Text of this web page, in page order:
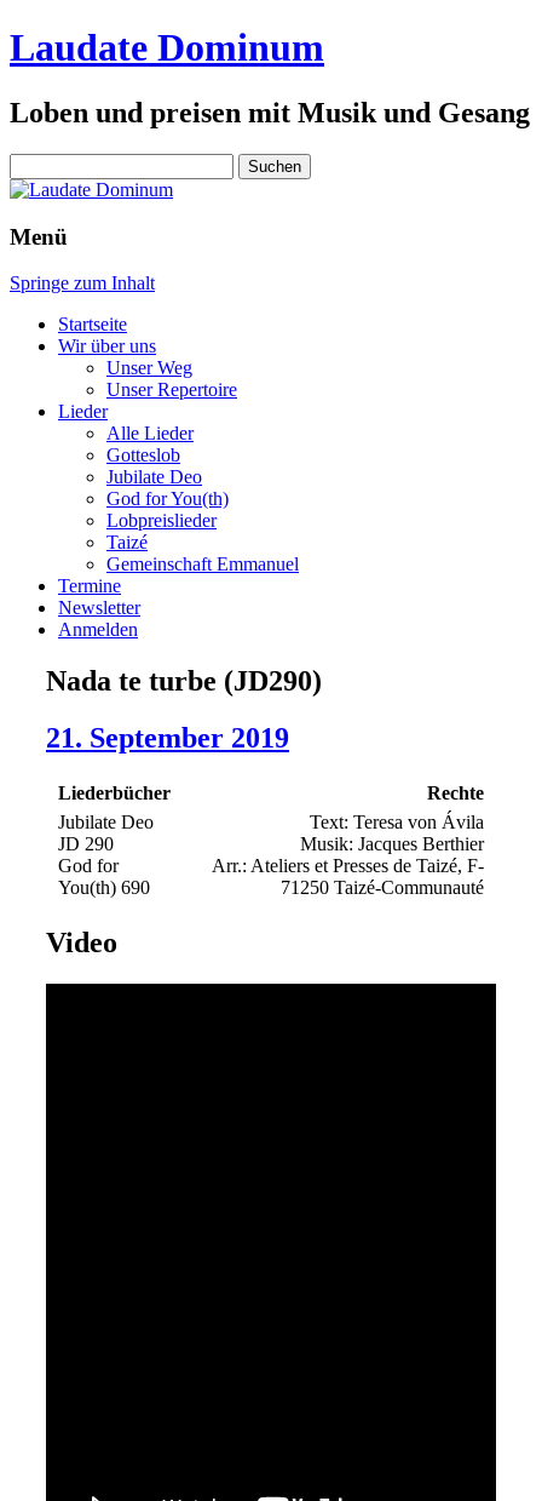
Laudate Dominum
Loben und preisen mit Musik und Gesang
nach:
Menü
Springe zum Inhalt
Startseite
Wir über uns
Unser Weg
Unser Repertoire
Lieder
Alle Lieder
Gotteslob
Jubilate Deo
God for You(th)
Lobpreislieder
Taizé
Gemeinschaft Emmanuel
Termine
Newsletter
Anmelden
Nada te turbe (JD290)
21. September 2019
Liederbücher
Rechte
Jubilate Deo
JD 290
God for
You(th) 690
Text: Teresa von Ávila
Musik: Jacques Berthier
Arr.: Ateliers et Presses de Taizé, F-
71250 Taizé-Communauté
Video